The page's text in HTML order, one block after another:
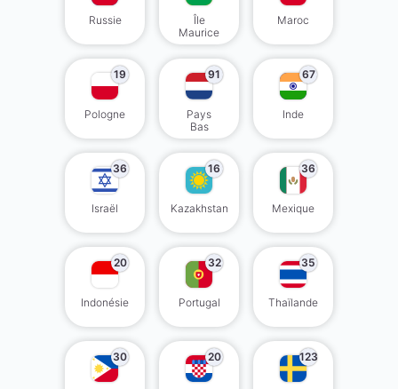
Russie
Île
Maurice
Maroc
19
Pologne
91
Pays
Bas
67
Inde
36
Israël
16
Kazakhstan
36
Mexique
20
Indonésie
32
Portugal
35
Thaïlande
30 20 123